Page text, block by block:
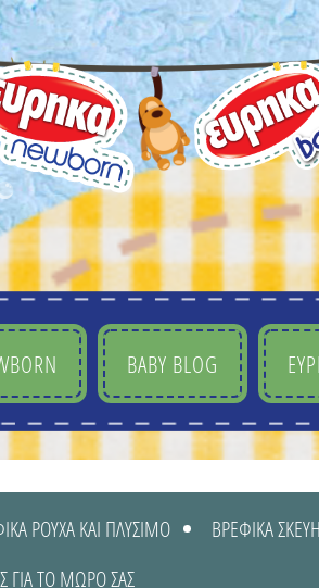
BABY BLOG
ΡΟΥΧΑ ΚΑΙ ΠΛΥΣΙΜΟ ΒΡΕΦΙΚΑ
ΓΙΑ ΤΟ ΜΩΡΟ ΣΑΣ